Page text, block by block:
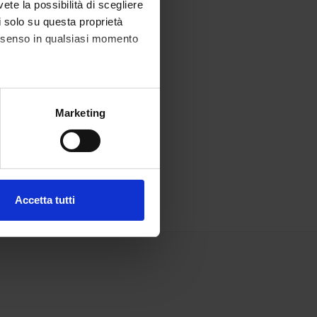
la possibilità di scegliere
su questa proprietà
in qualsiasi momento
metro,Marketing
Accetta tutti